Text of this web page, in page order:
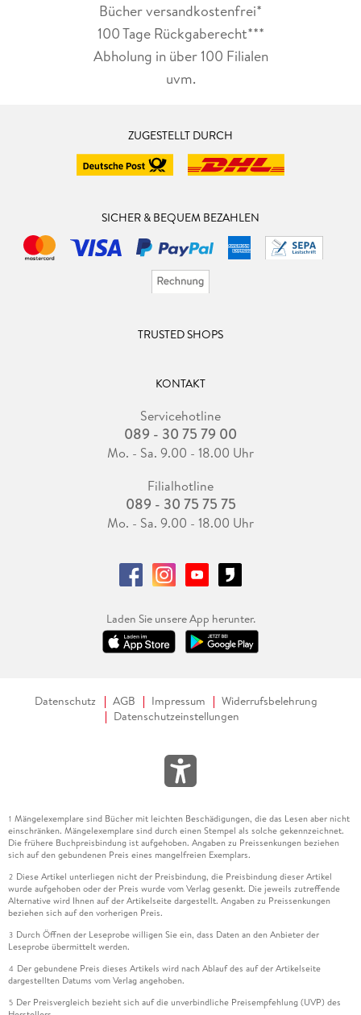
Bücher versandkostenfrei*
100 Tage Rückgaberecht***
Abholung in über 100 Filialen
uvm.
ZUGESTELLT DURCH
SICHER & BEQUEM BEZAHLEN
TRUSTED SHOPS
KONTAKT
Servicehotline
089 - 30 75 79 00
Mo. - Sa. 9.00 - 18.00 Uhr
Filialhotline
089 - 30 75 75 75
Mo. - Sa. 9.00 - 18.00 Uhr
Laden Sie unsere App herunter.
Datenschutz AGB Impressum
Widerrufsbelehrung
Datenschutzeinstellungen
1 Mängelexemplare sind Bücher mit leichten Beschädigungen, die das Lesen aber nicht
einschränken. Mängelexemplare sind durch einen Stempel als solche gekennzeichnet.
Die frühere Buchpreisbindung ist aufgehoben. Angaben zu Preissenkungen beziehen
sich auf den gebundenen Preis eines mangelfreien Exemplars.
2 Diese Artikel unterliegen nicht der Preisbindung, die Preisbindung dieser Artikel
wurde aufgehoben oder der Preis wurde vom Verlag gesenkt. Die jeweils zutreffende
Alternative wird Ihnen auf der Artikelseite dargestellt. Angaben zu Preissenkungen
beziehen sich auf den vorherigen Preis.
3 Durch Öffnen der Leseprobe willigen Sie ein, dass Daten an den Anbieter der
Leseprobe übermittelt werden.
4 Der gebundene Preis dieses Artikels wird nach Ablauf des auf der Artikelseite
dargestellten Datums vom Verlag angehoben.
5 Der Preisvergleich bezieht sich auf die unverbindliche Preisempfehlung (UVP) des